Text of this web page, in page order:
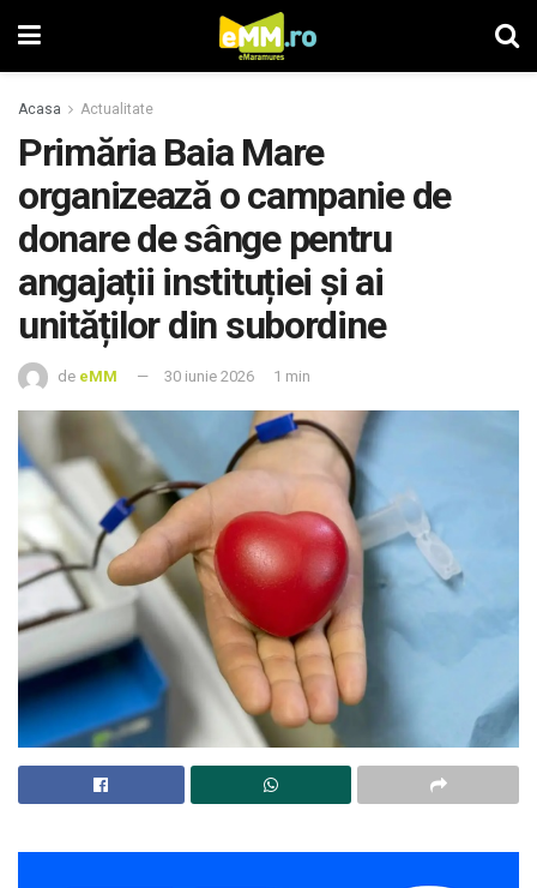
Acasa Actualitate
Primăria Baia Mare
organizează o campanie de
donare de sânge pentru
angajații instituției și ai
unităților din subordine
de eMM 30 iunie 2026 1 min